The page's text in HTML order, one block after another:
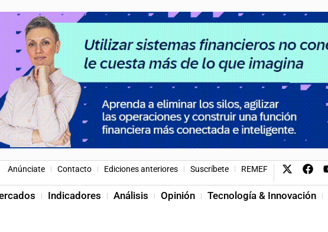
Anúnciate Contacto Ediciones anteriores Suscríbete REMEF
Indicadores Análisis Opinión Tecnología & Innovación